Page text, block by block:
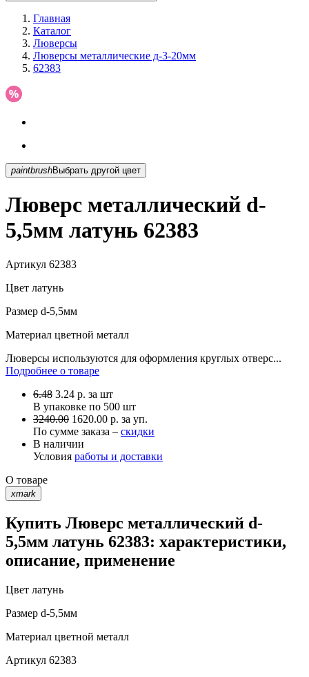
Главная
Каталог
Люверсы
Люверсы металлические д-3-20мм
62383
paintbrush Выбрать другой цвет
Люверс металлический d-
5,5мм латунь 62383
Артикул 62383
Цвет латунь
Размер d-5,5мм
Материал цветной металл
Люверсы используются для оформления круглых отверс...
Подробнее о товаре
6.48 3.24 р. за шт
В упаковке по 500 шт
3240.00 1620.00 р. за уп.
По сумме заказа – скидки
В наличии
Условия работы и доставки
О товаре
xmark
Купить Люверс металлический d-
5,5мм латунь 62383: характеристики,
описание, применение
Цвет латунь
Размер d-5,5мм
Материал цветной металл
Артикул 62383